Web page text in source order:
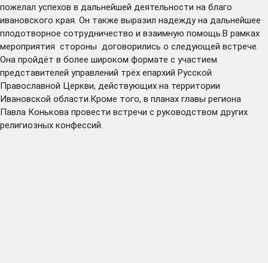
пожелал успехов в дальнейшей деятельности на благо
ивановского края. Он также выразил надежду на дальнейшее
плодотворное сотрудничество и взаимную помощь.В рамках
мероприятия стороны договорились о следующей встрече.
Она пройдёт в более широком формате с участием
представителей управлений трёх епархий Русской
Православной Церкви, действующих на территории
Ивановской области.Кроме того, в планах главы региона
Павла Конькова провести встречи с руководством других
религиозных конфессий.